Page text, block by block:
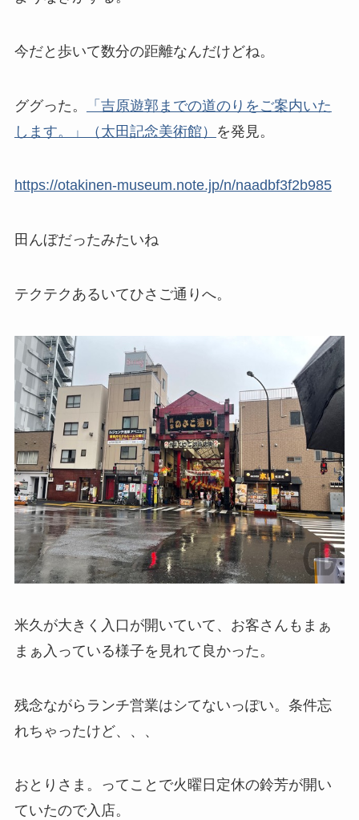
今だと歩いて数分の距離なんだけどね。
ググった。
「吉原遊郭までの道のりをご案内いた
します。」（太田記念美術館）
を発見。
https://otakinen-museum.note.jp/n/naadbf3f2b985
田んぼだったみたいね
テクテクあるいてひさご通りへ。
米久が大きく入口が開いていて、お客さんもまぁ
まぁ入っている様子を見れて良かった。
残念ながらランチ営業はシてないっぽい。条件忘
れちゃったけど、、、
おとりさま。ってことで火曜日定休の鈴芳が開い
ていたので入店。